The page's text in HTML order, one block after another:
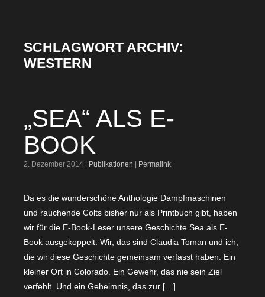
SCHLAGWORT ARCHIV:
WESTERN
„SEA“ ALS E-
BOOK
2. Dezember 2014 | Publikationen Permalink
Da es die wunderschöne Anthologie Dampfmaschinen
und rauchende Colts bisher nur als Printbuch gibt, haben
wir für die E-Book-Leser unsere Geschichte Sea als E-
Book ausgekoppelt. Wir, das sind Claudia Toman und ich,
die wir diese Geschichte gemeinsam verfasst haben: Ein
kleiner Ort in Colorado. Ein Gewehr, das nie sein Ziel
verfehlt. Und ein Geheimnis, das zur […]